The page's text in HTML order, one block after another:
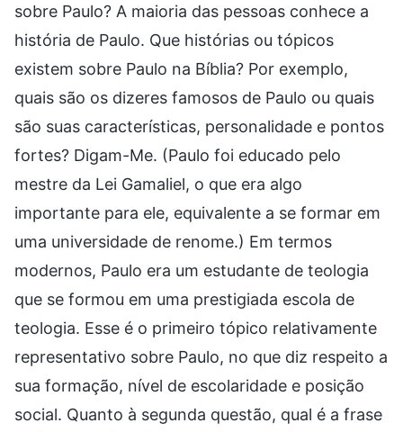
sobre Paulo? A maioria das pessoas conhece a
história de Paulo. Que histórias ou tópicos
existem sobre Paulo na Bíblia? Por exemplo,
quais são os dizeres famosos de Paulo ou quais
são suas características, personalidade e pontos
fortes? Digam-Me. (Paulo foi educado pelo
mestre da Lei Gamaliel, o que era algo
importante para ele, equivalente a se formar em
uma universidade de renome.) Em termos
modernos, Paulo era um estudante de teologia
que se formou em uma prestigiada escola de
teologia. Esse é o primeiro tópico relativamente
representativo sobre Paulo, no que diz respeito a
sua formação, nível de escolaridade e posição
social. Quanto à segunda questão, qual é a frase